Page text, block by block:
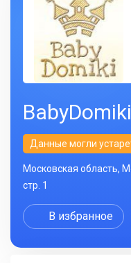
BabyDomiki
Данные могли
Московская область,
стр. 1
В избранное